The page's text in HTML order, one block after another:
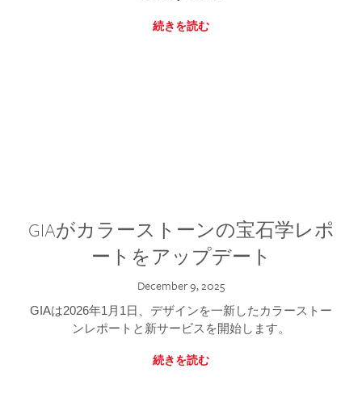
続きを読む
GIAがカラーストーンの宝石学レポ
ートをアップデート
December 9, 2025
GIAは2026年1月1日、デザインを一新したカラーストー
ンレポートと新サービスを開始します。
続きを読む